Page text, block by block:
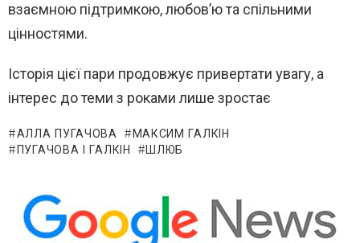
взаємною підтримкою, любов’ю та спільними
цінностями.
Історія цієї пари продовжує привертати увагу, а
інтерес до теми з роками лише зростає
АЛЛА ПУГАЧОВА
МАКСИМ ГАЛКІН
ПУГАЧОВА І ГАЛКІН
ШЛЮБ